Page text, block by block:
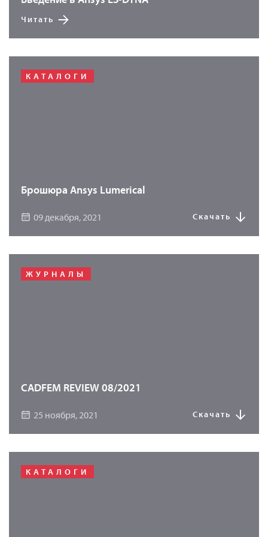
Читать
КАТАЛОГИ
Брошюра Ansys Lumerical
09 декабря, 2021 Скачать
ЖУРНАЛЫ
CADFEM REVIEW 08/2021
25 ноября, 2021 Скачать
КАТАЛОГИ